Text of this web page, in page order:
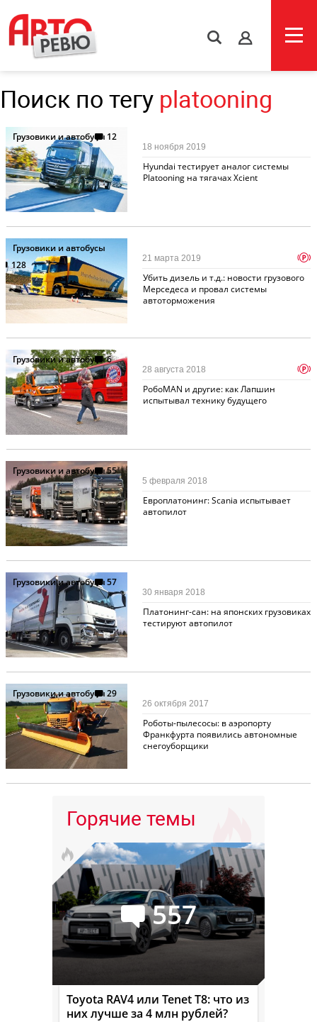
s
Поиск по тегу platooning
Грузовики и автобусы 12
Hyundai тестирует аналог системы
Platooning на тягачах Xcient
18 ноября 2019
Грузовики и автобусы
128
Убить дизель и т.д.: новости грузового
Мерседеса и провал системы
автоторможения
21 марта 2019 p
Грузовики и автобусы6
РобоMAN и другие: как Лапшин
испытывал технику будущего
28 августа 2018 p
Грузовики и автобусы55
Европлатонинг: Scania испытывает
автопилот
5 февраля 2018
Грузовики и автобусы57
Платонинг-сан: на японских грузовиках
тестируют автопилот
30 января 2018
Грузовики и автобусы29
Роботы-пылесосы: в аэропорту
Франкфурта появились автономные
снегоуборщики
26 октября 2017
Горячие темы
557
Toyota RAV4 или Tenet T8: что из
них лучше за 4 млн рублей?